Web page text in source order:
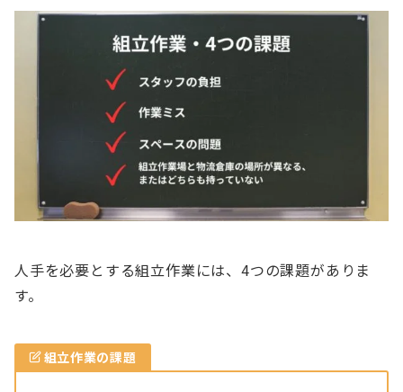
人手を必要とする組立作業には、4つの課題がありま
す。
組立作業の課題